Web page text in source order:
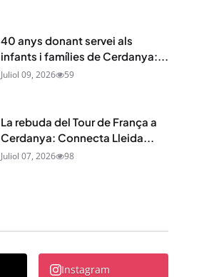
40 anys donant servei als
infants i famílies de Cerdanya:...
Juliol 09, 2026 59
La rebuda del Tour de França a
Cerdanya: Connecta Lleida...
Juliol 07, 2026 98
Instagram